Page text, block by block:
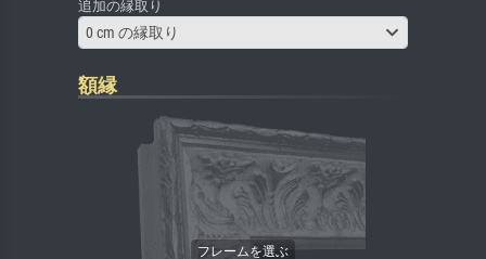
追加の縁取り
0 cm の縁取り
額縁